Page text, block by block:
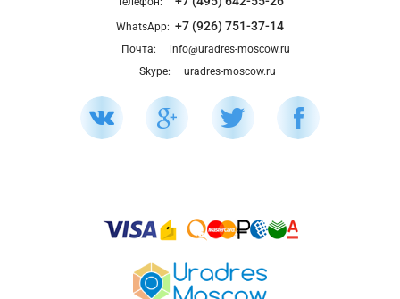
WhatsApp: +7 (926) 751-37-14
Почта:
info@uradres-moscow.ru
Skype:
uradres-moscow.ru